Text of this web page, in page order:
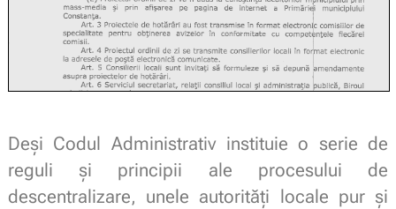
Deși Codul Administrativ instituie o serie de
reguli și principii ale procesului de
descentralizare, unele autorități locale pur și